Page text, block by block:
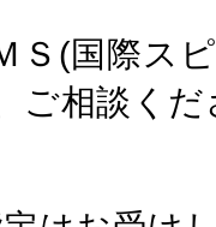
Ｓ(国際ス
ご相談くだ